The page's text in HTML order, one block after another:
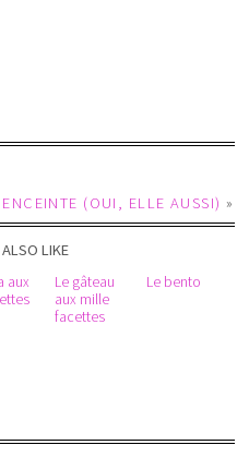
(OUI, ELLE AUSSI) »
LIKE
aux
Le gâteau
aux mille
facettes
Le bento